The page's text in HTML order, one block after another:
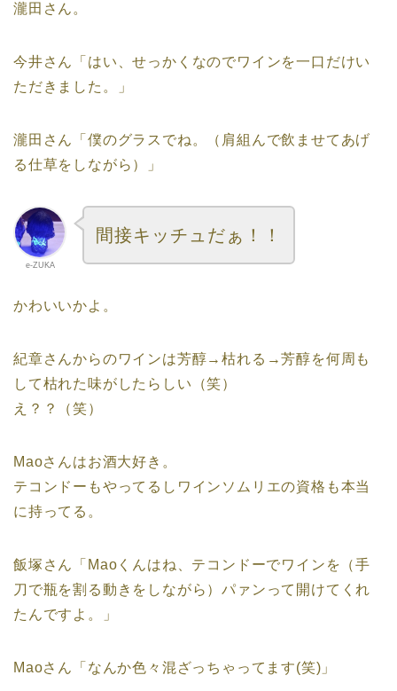
瀧田さん。
今井さん「はい、せっかくなのでワインを一口だけい
ただきました。」
瀧田さん「僕のグラスでね。（肩組んで飲ませてあげ
る仕草をしながら）」
e-ZUKA
間接キッチュだぁ！！
かわいいかよ。
紀章さんからのワインは芳醇→枯れる→芳醇を何周も
して枯れた味がしたらしい（笑）
え？？（笑）
Maoさんはお酒大好き。
テコンドーもやってるしワインソムリエの資格も本当
に持ってる。
飯塚さん「Maoくんはね、テコンドーでワインを（手
刀で瓶を割る動きをしながら）パァンって開けてくれ
たんですよ。」
Maoさん「なんか色々混ざっちゃってます(笑)」